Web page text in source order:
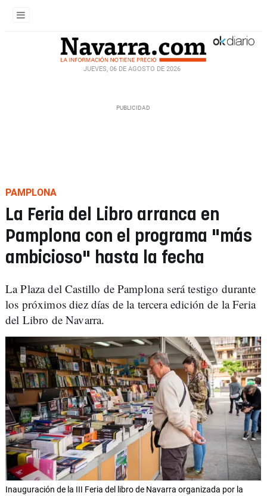
JUEVES, 06 DE AGOSTO DE 2026
PAMPLONA
La Feria del Libro arranca en
Pamplona con el programa "más
ambicioso" hasta la fecha
La Plaza del Castillo de Pamplona será testigo durante
los próximos diez días de la tercera edición de la Feria
del Libro de Navarra.
Inauguración de la III Feria del libro de Navarra organizada por la